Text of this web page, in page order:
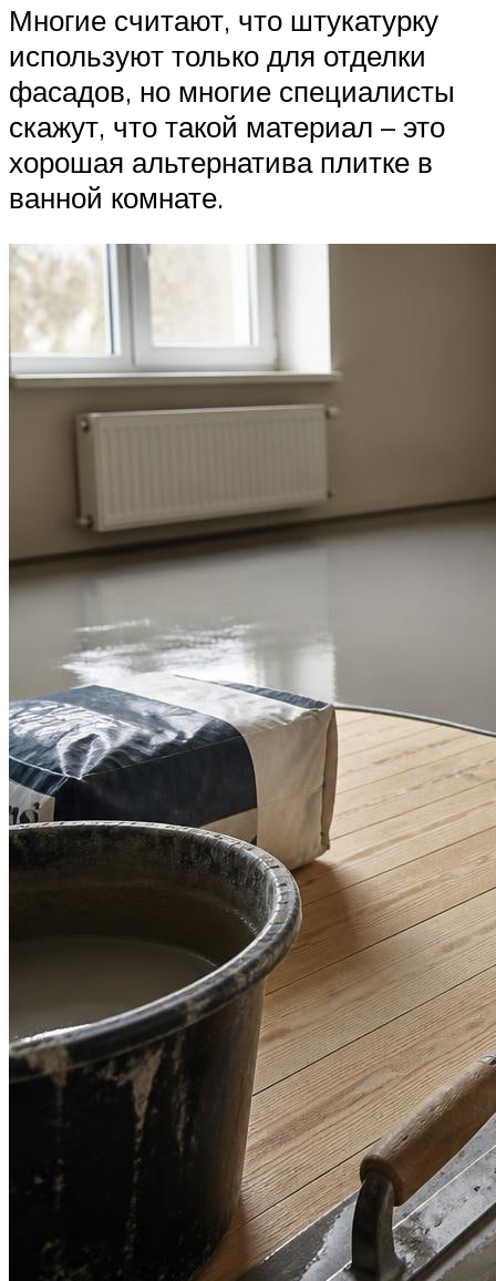
Многие считают, что штукатурку
используют только для отделки
фасадов, но многие специалисты
скажут, что такой материал – это
хорошая альтернатива плитке в
ванной комнате.